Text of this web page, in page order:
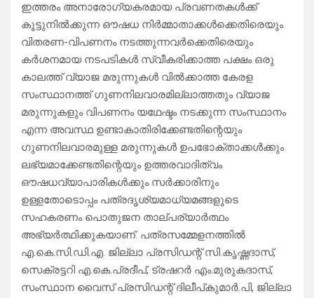
ഇത്തരം അനാരോഗ്യകരമായ പ്രവണതകള്‍ക്ക്
കൂട്ടുനില്‍ക്കുന്ന ഔഷധ നിര്‍മ്മാതാക്കള്‍ക്കെതിരെയും
വിതരണ-വിപണനം നടത്തുന്നവര്‍ക്കെതിരെയും
കര്‍ശനമായ നടപടികള്‍ സ്വീകരിക്കാത്ത പക്ഷം ഒരു
കാലത്ത് വ്യാജ മരുന്നുകള്‍ വില്‍ക്കാത്ത കേരള
സംസ്ഥാനത്ത് ഗുണനിലവാരമില്ലാത്തതും വ്യാജ
മരുന്നുകളും വിപണനം യഥേഷ്ടം നടക്കുന്ന സംസ്ഥാനം
എന്ന അവസ്ഥ ഉണ്ടാകാതിരിക്കേണ്ടതിന്റെയും
ഗുണനിലവാരമുള്ള മരുന്നുകള്‍ ഉപഭോക്താക്കള്‍ക്കും
ലഭ്യമാക്കേണ്ടതിന്റെയും ഉത്തരവാദിത്വം
ഔഷധവ്യാപാരികള്‍ക്കും സര്‍ക്കാരിനും
ഉള്ളതോടൊപ്പം പത്രദൃശ്യമാധ്യമങ്ങളുടെ
സഹകരണം പൊതുജന താല്പര്യാര്‍ത്ഥം
അഭ്യര്‍ത്ഥിക്കുകയാണ്. പത്രസമ്മേളനത്തില്‍
എ.കെ.സി.ഡി.എ. ജില്ലാ പ്രസിഡന്റ് സി.കൃഷ്ണദാസ്,
സെക്രട്ടറി എ.കെ.പ്രദീപ്, ട്രഷറര്‍ എം.മുരുകദാസ്,
സംസ്ഥാന വൈസ് പ്രസിഡന്റ് ദിലീപ്കുമാര്‍.പി, ജില്ലാ